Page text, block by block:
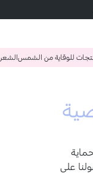
للوقاية من الشمسالشعر
على